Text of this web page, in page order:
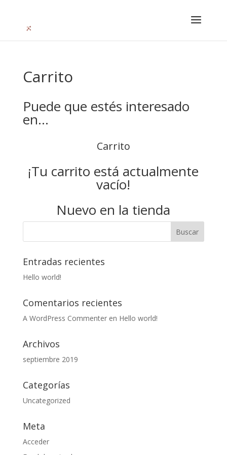
Carrito
Puede que estés interesado
en…
Carrito
¡Tu carrito está actualmente
vacío!
Nuevo en la tienda
Entradas recientes
Hello world!
Comentarios recientes
A WordPress Commenteren Hello world!
Archivos
septiembre 2019
Categorías
Uncategorized
Meta
Acceder